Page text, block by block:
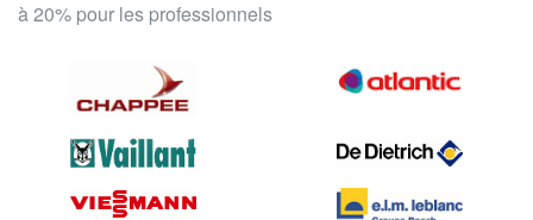
à 20% pour les professionnels